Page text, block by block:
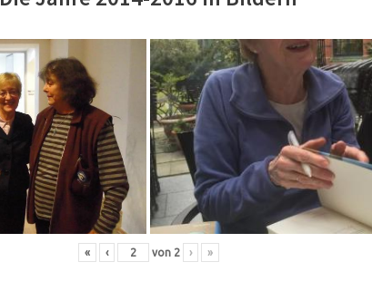
« ‹ von 2 › »